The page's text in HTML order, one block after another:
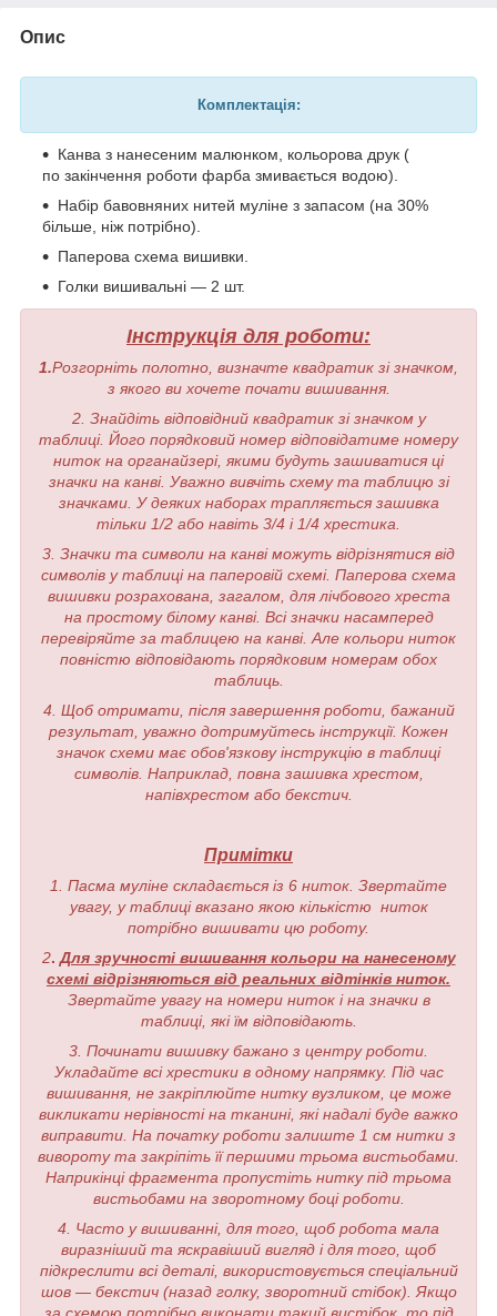
Опис
Комплектація:
Канва з нанесеним малюнком, кольорова друк (
по закінчення роботи фарба змивається водою).
Набір бавовняних нитей муліне з запасом (на 30%
більше, ніж потрібно).
Паперова схема вишивки.
Голки вишивальні — 2 шт.
Інструкція для роботи:
1.Розгорніть полотно, визначте квадратик зі значком,
з якого ви хочете почати вишивання.
2. Знайдіть відповідний квадратик зі значком у
таблиці. Його порядковий номер відповідатиме номеру
ниток на органайзері, якими будуть зашиватися ці
значки на канві. Уважно вивчіть схему та таблицю зі
значками. У деяких наборах трапляється зашивка
тільки 1/2 або навіть 3/4 і 1/4 хрестика.
3. Значки та символи на канві можуть відрізнятися від
символів у таблиці на паперовій схемі. Паперова схема
вишивки розрахована, загалом, для лічбового хреста
на простому білому канві. Всі значки насамперед
перевіряйте за таблицею на канві. Але кольори ниток
повністю відповідають порядковим номерам обох
таблиць.
4. Щоб отримати, після завершення роботи, бажаний
результат, уважно дотримуйтесь інструкції. Кожен
значок схеми має обов'язкову інструкцію в таблиці
символів. Наприклад, повна зашивка хрестом,
напівхрестом або бекстич.
Примітки
1. Пасма муліне складається із 6 ниток. Звертайте
увагу, у таблиці вказано якою кількістю ниток
потрібно вишивати цю роботу.
2. Для зручності вишивання кольори на нанесеному
схемі відрізняються від реальних відтінків ниток.
Звертайте увагу на номери ниток і на значки в
таблиці, які їм відповідають.
3. Починати вишивку бажано з центру роботи.
Укладайте всі хрестики в одному напрямку. Під час
вишивання, не закріплюйте нитку вузликом, це може
викликати нерівності на тканині, які надалі буде важко
виправити. На початку роботи залиште 1 см нитки з
вивороту та закріпіть її першими трьома вистьобами.
Наприкінці фрагмента пропустіть нитку під трьома
вистьобами на зворотному боці роботи.
4. Часто у вишиванні, для того, щоб робота мала
виразніший та яскравіший вигляд і для того, щоб
підкреслити всі деталі, використовується спеціальний
шов — бекстич (назад голку, зворотний стібок). Якщо
за схемою потрібно виконати такий вистібок, то під